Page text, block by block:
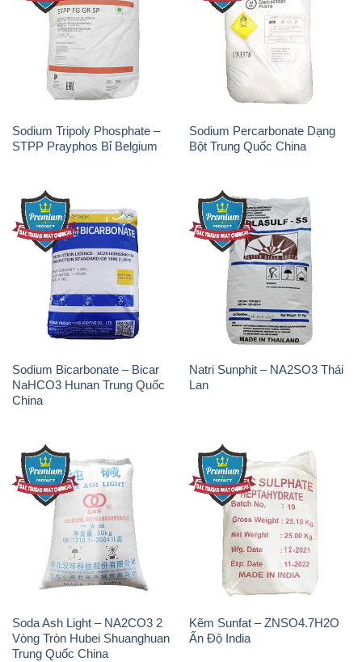
Sodium Tripoly Phosphate –
STPP Prayphos Bỉ Belgium
Sodium Percarbonate Dạng
Bột Trung Quốc China
Sodium Bicarbonate – Bicar
NaHCO3 Hunan Trung Quốc
China
Natri Sunphit – NA2SO3 Thái
Lan
Soda Ash Light – NA2CO3 2
Vòng Tròn Hubei Shuanghuan
Trung Quốc China
Kẽm Sunfat – ZNSO4.7H2O
Ấn Độ India